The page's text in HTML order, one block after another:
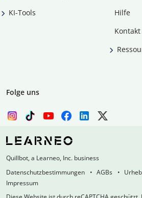
KI-Tools
Hilfe
Kontakt
Folge uns
Quillbot, a Learneo, Inc. business
Datenschutzbestimmungen
AGBs
Impressum